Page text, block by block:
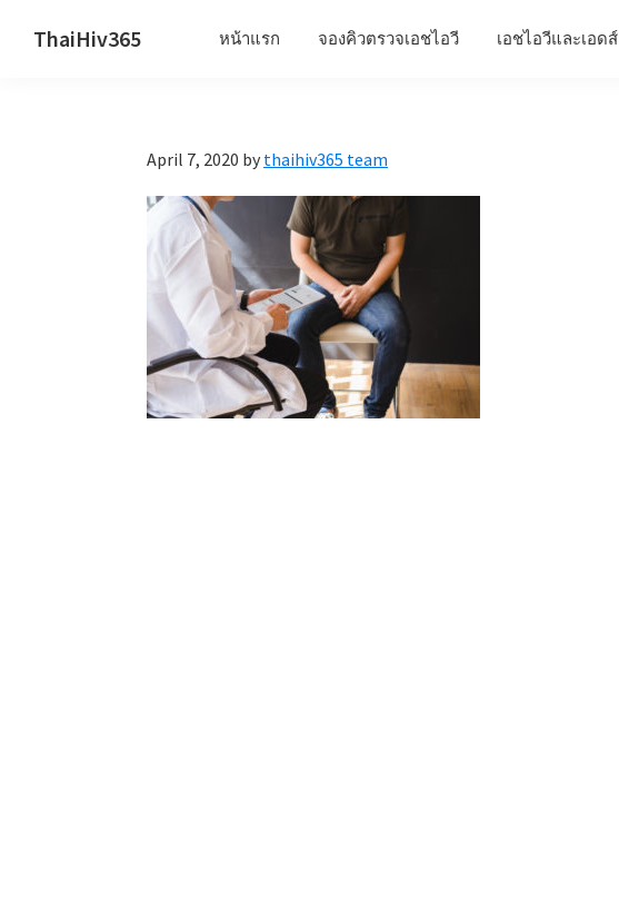
ThaiHiv365 หน้าแรก จองคิวตรวจเอชไอวี เอชไอวีและเอดส์
April 7, 2020 by thaihiv365 team